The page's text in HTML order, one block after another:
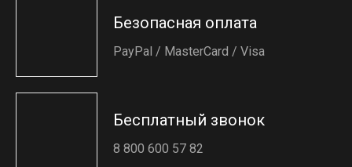
Безопасная оплата
PayPal / MasterCard / Visa
Бесплатный звонок
8 800 600 57 82